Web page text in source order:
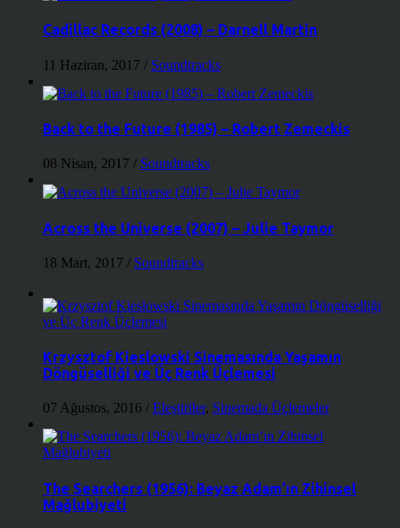
Cadillac Records (2008) – Darnell Martin
11 Haziran, 2017 / Soundtracks
Back to the Future (1985) – Robert Zemeckis
08 Nisan, 2017 / Soundtracks
Across the Universe (2007) – Julie Taymor
18 Mart, 2017 / Soundtracks
Krzysztof Kieslowski Sinemasında Yaşamın
Döngüselliği ve Üç Renk Üçlemesi
07 Ağustos, 2016 / Eleştiriler, Sinemada Üçlemeler
The Searchers (1956): Beyaz Adam’ın Zihinsel
Mağlubiyeti